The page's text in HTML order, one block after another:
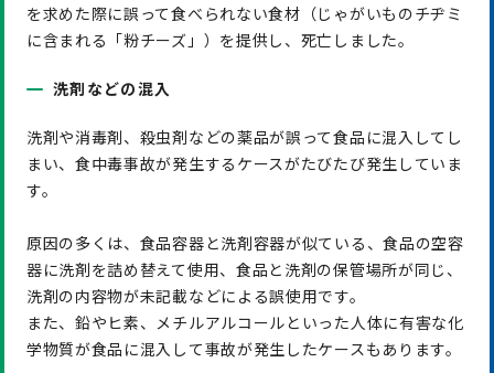
を求めた際に誤って食べられない食材（じゃがいものチヂミ
に含まれる「粉チーズ」）を提供し、死亡しました。
洗剤などの混入
洗剤や消毒剤、殺虫剤などの薬品が誤って食品に混入してし
まい、食中毒事故が発生するケースがたびたび発生していま
す。
原因の多くは、食品容器と洗剤容器が似ている、食品の空容
器に洗剤を詰め替えて使用、食品と洗剤の保管場所が同じ、
洗剤の内容物が未記載などによる誤使用です。
また、鉛やヒ素、メチルアルコールといった人体に有害な化
学物質が食品に混入して事故が発生したケースもあります。